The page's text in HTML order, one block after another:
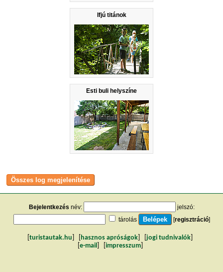
Ifjú titánok
Esti buli helyszíne
Bejelentkezés név:
jelszó:
tárolás
[regisztráció]
turistautak.hu hasznos apróságok jogi tudnivalók
e-mail impresszum]